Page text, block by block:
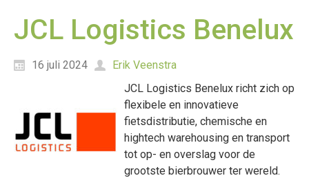
JCL Logistics Benelux
16 juli 2024
Erik Veenstra
JCL Logistics Benelux richt zich op
flexibele en innovatieve
fietsdistributie, chemische en
hightech warehousing en transport
tot op- en overslag voor de
grootste bierbrouwer ter wereld.